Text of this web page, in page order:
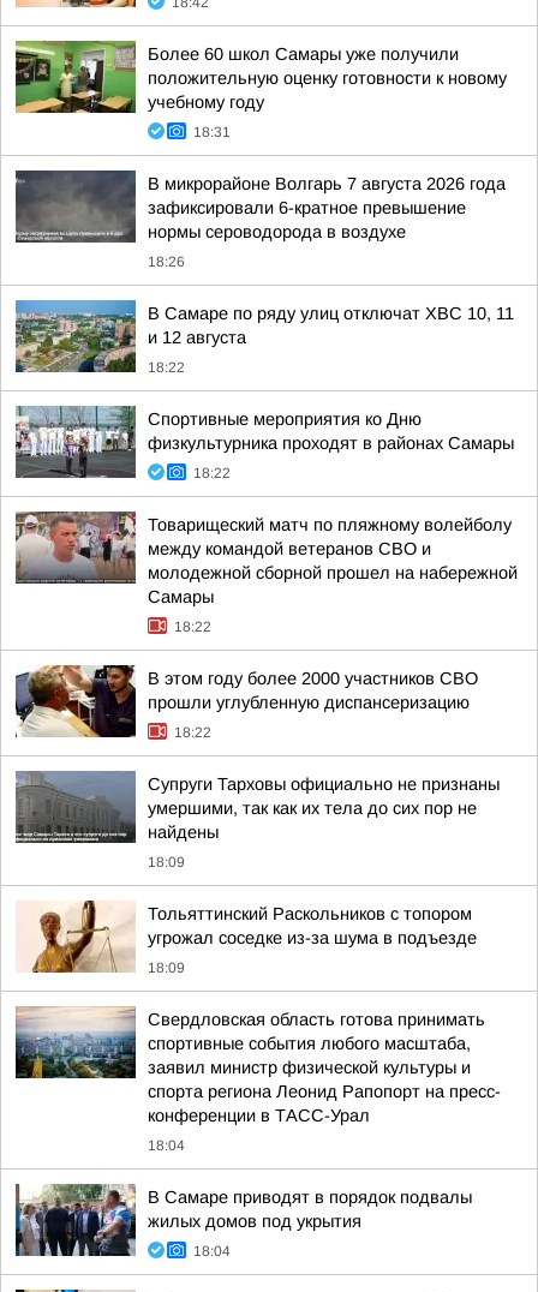
Более 60 школ Самары уже получили
положительную оценку готовности к новому
учебному году
18:31
В микрорайоне Волгарь 7 августа 2026 года
зафиксировали 6-кратное превышение
нормы сероводорода в воздухе
18:26
В Самаре по ряду улиц отключат ХВС 10, 11
и 12 августа
18:22
Спортивные мероприятия ко Дню
физкультурника проходят в районах Самары
18:22
Товарищеский матч по пляжному волейболу
между командой ветеранов СВО и
молодежной сборной прошел на набережной
Самары
18:22
В этом году более 2000 участников СВО
прошли углубленную диспансеризацию
18:22
Супруги Тарховы официально не признаны
умершими, так как их тела до сих пор не
найдены
18:09
Тольяттинский Раскольников с топором
угрожал соседке из-за шума в подъезде
18:09
Свердловская область готова принимать
спортивные события любого масштаба,
заявил министр физической культуры и
спорта региона Леонид Рапопорт на пресс-
конференции в ТАСС-Урал
18:04
В Самаре приводят в порядок подвалы
жилых домов под укрытия
18:04